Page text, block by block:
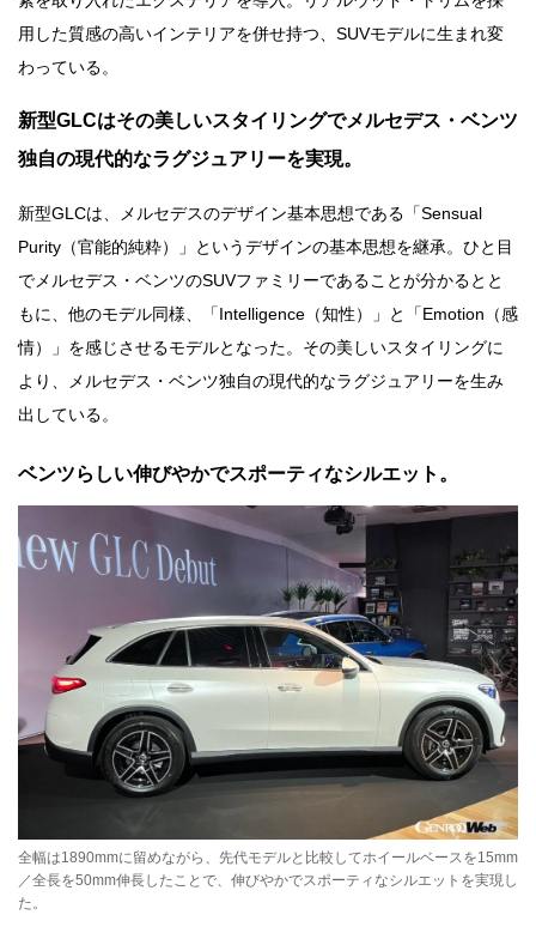
用した質感の高いインテリアを併せ持つ、SUVモデルに生まれ変
わっている。
新型GLCはその美しいスタイリングでメルセデス・ベンツ
独自の現代的なラグジュアリーを実現。
新型GLCは、メルセデスのデザイン基本思想である「Sensual
Purity（官能的純粋）」というデザインの基本思想を継承。ひと目
でメルセデス・ベンツのSUVファミリーであることが分かるとと
もに、他のモデル同様、「Intelligence（知性）」と「Emotion（感
情）」を感じさせるモデルとなった。その美しいスタイリングに
より、メルセデス・ベンツ独自の現代的なラグジュアリーを生み
出している。
ベンツらしい伸びやかでスポーティなシルエット。
全幅は1890mmに留めながら、先代モデルと比較してホイールベースを15mm
／全長を50mm伸長したことで、伸びやかでスポーティなシルエットを実現し
た。